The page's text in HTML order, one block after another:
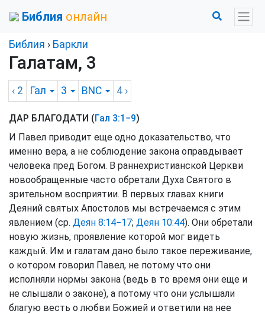
Библия онлайн
Библия › Баркли
Галатам, 3
‹ 2 Гал 3 BNC 4 ›
ДАР БЛАГОДАТИ (Гал 3:1−9)
И Павел приводит еще одно доказательство, что
именно вера, а не соблюдение закона оправдывает
человека пред Богом. В раннехристианской Церкви
новообращенные часто обретали Духа Святого в
зрительном восприятии. В первых главах книги
Деяний святых Апостолов мы встречаемся с этим
явлением (ср. Деян 8:14−17; Деян 10:44). Они обретали
новую жизнь, проявление которой мог видеть
каждый. Им и галатам дано было такое переживание,
о котором говорил Павел, не потому что они
исполняли нормы закона (ведь в то время они еще и
не слышали о законе), а потому что они услышали
благую весть о любви Божией и ответили на нее